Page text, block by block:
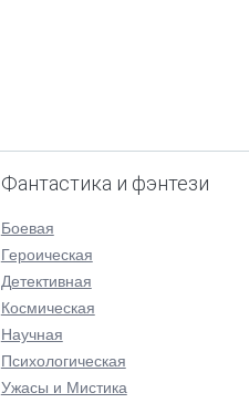
Фантастика и фэнтези
Боевая
Героическая
Детективная
Космическая
Научная
Психологическая
Ужасы и Мистика